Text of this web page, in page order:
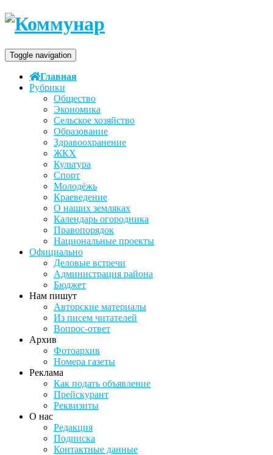
Toggle navigation
Главная
Рубрики
Общество
Экономика
Сельское хозяйство
Образование
Здравоохранение
ЖКХ
Культура
Спорт
Молодёжь
Краеведение
О наших земляках
Календарь огородника
Правопорядок
Национальные проекты
Официально
Деловые встречи
Администрация района
Бюджет
Нам пишут
Авторские материалы
Из писем читателей
Вопрос-ответ
Архив
Фотоархив
Номера газеты
Реклама
Как подать объявление
Прейскурант
Реквизиты
О нас
Редакция
Подписка
Контактные данные